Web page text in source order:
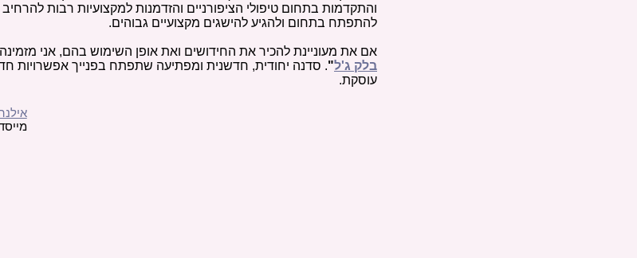
והתקדמות בתחום טיפולי הציפורניים והזדמנות למקצועיות רבות
להתפתח בתחום ולהגיע להישגים מקצועיים גבוהים.
אם את מעוניינת להכיר את החידושים ואת אופן השימוש בהם, אני
בלק ג'ל". סדנה יחודית, חדשנית ומפתיעה שתפתח בפנייך
עוסקת.